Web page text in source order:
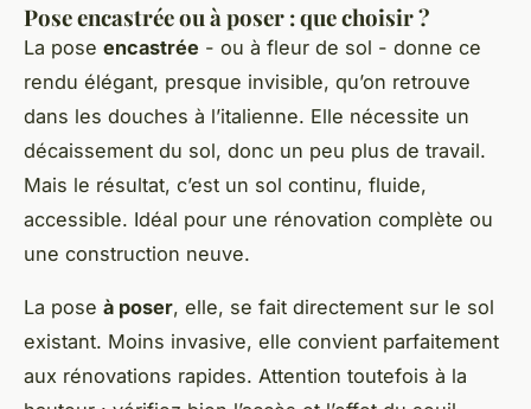
Pose encastrée ou à poser : que choisir ?
La pose encastrée - ou à fleur de sol - donne ce
rendu élégant, presque invisible, qu’on retrouve
dans les douches à l’italienne. Elle nécessite un
décaissement du sol, donc un peu plus de travail.
Mais le résultat, c’est un sol continu, fluide,
accessible. Idéal pour une rénovation complète ou
une construction neuve.
La pose à poser, elle, se fait directement sur le sol
existant. Moins invasive, elle convient parfaitement
aux rénovations rapides. Attention toutefois à la